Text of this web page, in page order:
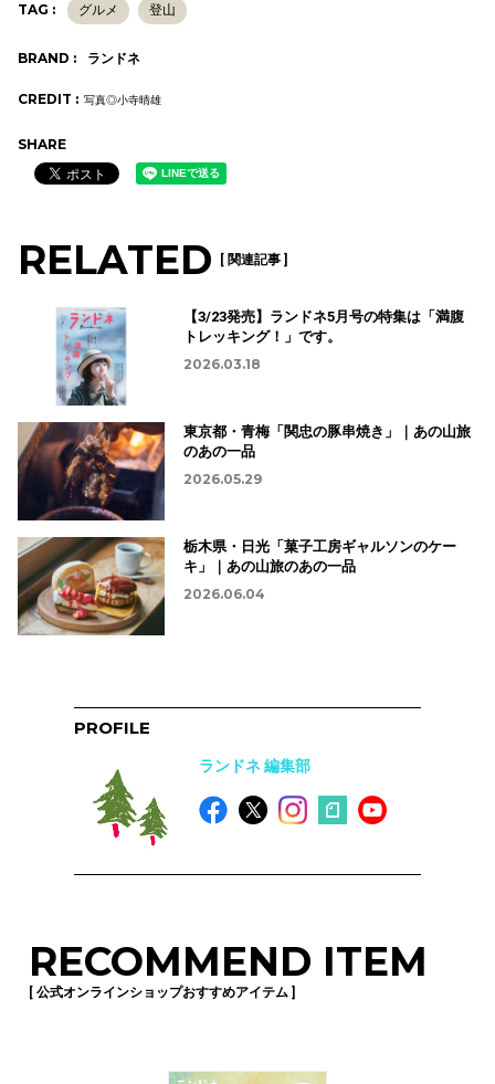
TAG : グルメ 登山
BRAND : ランドネ
CREDIT : 写真◎小寺晴雄
SHARE
RELATED [ 関連記事 ]
【3/23発売】ランドネ5月号の特集は「満腹
トレッキング！」です。
2026.03.18
東京都・青梅「関忠の豚串焼き」｜あの山旅
のあの一品
2026.05.29
栃木県・日光「菓子工房ギャルソンのケー
キ」｜あの山旅のあの一品
2026.06.04
PROFILE
ランドネ 編集部
RECOMMEND ITEM
[ 公式オンラインショップおすすめアイテム ]